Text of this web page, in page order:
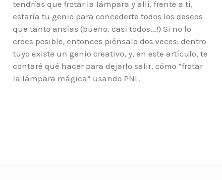
tendrías que frotar la lámpara y allí, frente a ti,
estaría tu genio para concederte todos los deseos
que tanto ansías (bueno, casi todos...!) Si no lo
crees posible, entonces piénsalo dos veces: dentro
tuyo existe un genio creativo, y, en este artículo, te
contaré qué hacer para dejarlo salir, cómo “frotar
la lámpara mágica” usando PNL.